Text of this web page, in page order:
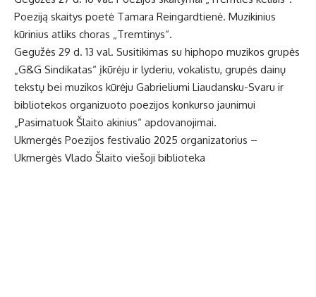
Poeziją skaitys poetė Tamara Reingardtienė. Muzikinius
kūrinius atliks choras „Tremtinys“.
Gegužės 29 d. 13 val. Susitikimas su hiphopo muzikos grupės
„G&G Sindikatas“ įkūrėju ir lyderiu, vokalistu, grupės dainų
tekstų bei muzikos kūrėju Gabrieliumi Liaudansku-Svaru ir
bibliotekos organizuoto poezijos konkurso jaunimui
„Pasimatuok Šlaito akinius“ apdovanojimai.
Ukmergės Poezijos festivalio 2025 organizatorius –
Ukmergės Vlado Šlaito viešoji biblioteka